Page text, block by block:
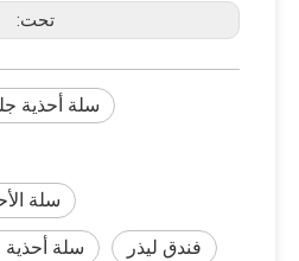
تحت:
سلة أحذية
سلة
سلة فندق ليذر